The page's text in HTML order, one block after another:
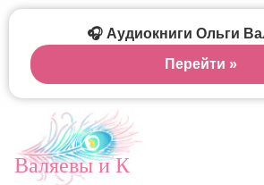
Валяевы и К
🎧 Аудиокниги Ольги
Перейти »